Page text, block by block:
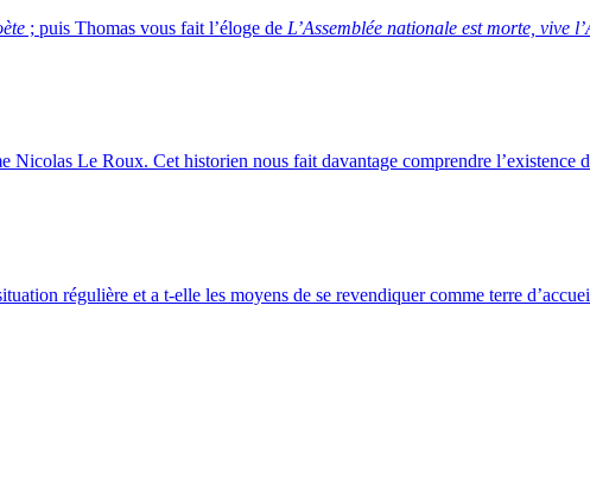
; puis Thomas vous fait l’éloge de L’Assemblée nationale est morte, vive
Le Roux. Cet historien nous fait davantage comprendre l’existence
régulière et a t-elle les moyens de se revendiquer comme terre